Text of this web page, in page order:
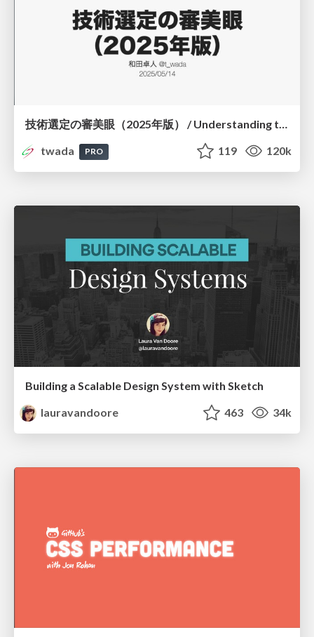
技術選定の審美眼（2025年版） / Understanding the Spiral of Technologies 2025 edition
twada
PRO 119 120k
Building a Scalable Design System with Sketch
lauravandoore
463 34k